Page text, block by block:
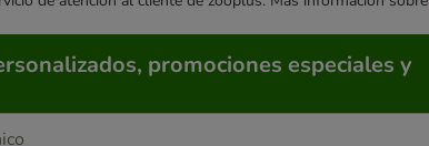
promociones especiales y